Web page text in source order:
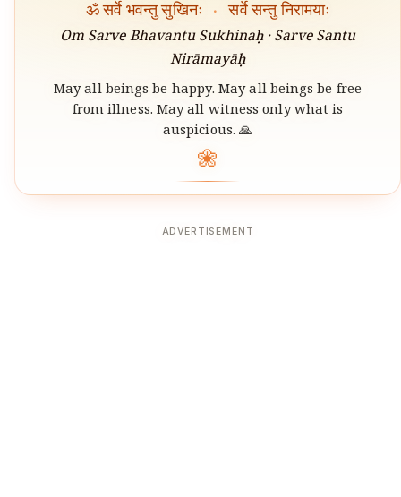
ॐ सर्वे भवन्तु सुखिनः · सर्वे सन्तु निरामयाः
Om Sarve Bhavantu Sukhinaḥ · Sarve Santu
Nirāmayāḥ
May all beings be happy. May all beings be free
from illness. May all witness only what is
auspicious. 🙏
❀
ADVERTISEMENT